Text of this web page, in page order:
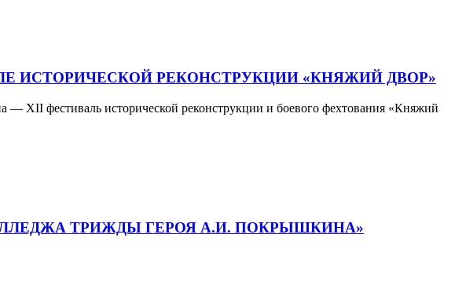
ИСТОРИЧЕСКОЙ РЕКОНСТРУКЦИИ «КНЯЖИЙ ДВОР»
— XII фестиваль исторической реконструкции и боевого фехтования «Княжий
ТРИЖДЫ ГЕРОЯ А.И. ПОКРЫШКИНА»